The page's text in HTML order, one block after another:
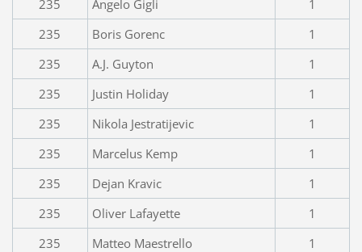
235
Angelo Gigli
1
235
Boris Gorenc
1
235
A.J. Guyton
1
235
Justin Holiday
1
235
Nikola Jestratijevic
1
235
Marcelus Kemp
1
235
Dejan Kravic
1
235
Oliver Lafayette
1
235
Matteo Maestrello
1